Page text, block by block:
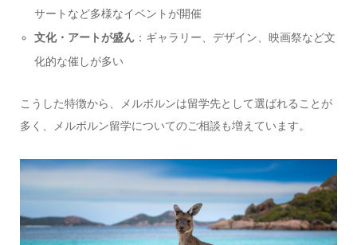
サートなど多様なイベントが開催
文化・アートが盛ん ：ギャラリー、デザイン、映画祭など文
化的な催しが多い
こうした特徴から、メルボルンは留学先として選ばれることが
多く、メルボルン留学についてのご相談も増えています。